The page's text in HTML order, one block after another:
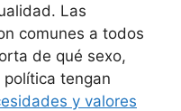
Las
comunes a todos
de qué sexo,
tengan
y valores